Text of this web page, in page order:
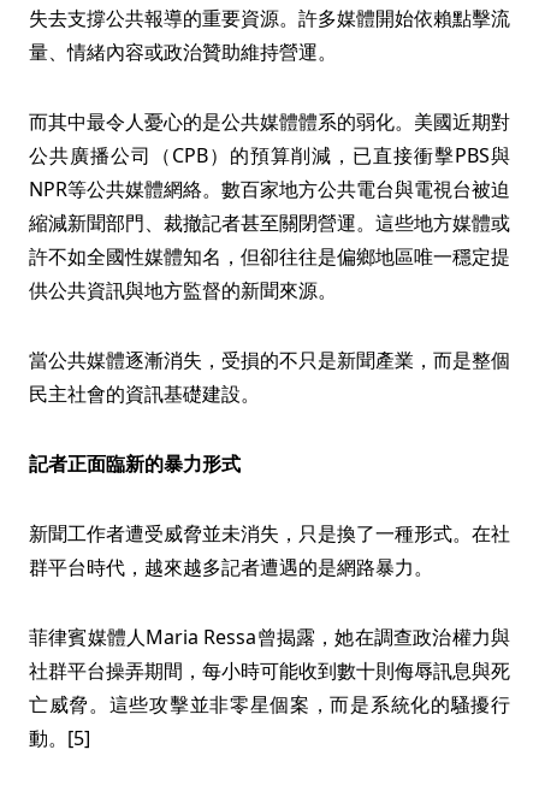
失去支撐公共報導的重要資源。許多媒體開始依賴點擊流
量、情緒內容或政治贊助維持營運。
而其中最令人憂心的是公共媒體體系的弱化。美國近期對
公共廣播公司（CPB）的預算削減，已直接衝擊PBS與
NPR等公共媒體網絡。數百家地方公共電台與電視台被迫
縮減新聞部門、裁撤記者甚至關閉營運。這些地方媒體或
許不如全國性媒體知名，但卻往往是偏鄉地區唯一穩定提
供公共資訊與地方監督的新聞來源。
當公共媒體逐漸消失，受損的不只是新聞產業，而是整個
民主社會的資訊基礎建設。
記者正面臨新的暴力形式
新聞工作者遭受威脅並未消失，只是換了一種形式。在社
群平台時代，越來越多記者遭遇的是網路暴力。
菲律賓媒體人Maria Ressa曾揭露，她在調查政治權力與
社群平台操弄期間，每小時可能收到數十則侮辱訊息與死
亡威脅。這些攻擊並非零星個案，而是系統化的騷擾行
動。[5]